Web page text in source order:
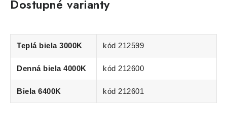
Dostupné varianty
Teplá biela 3000K kód 212599
Denná biela 4000K kód 212600
Biela 6400K kód 212601